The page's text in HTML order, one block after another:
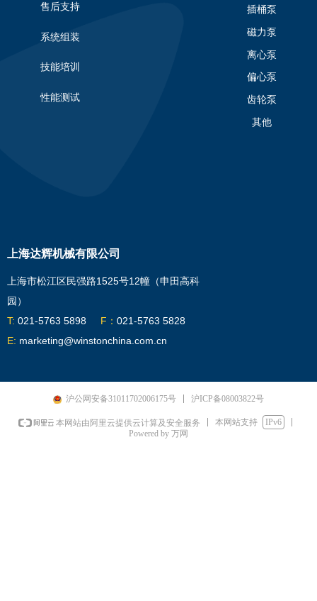
上海达辉机械有限公司
上海市松江区民强路1525号12幢（申田高科
园）
T: 021-5763 5898 F： 021-5763 5828
E: marketing@winstonchina.com.cn
售后支持
系统组装
技能培训
性能测试
插桶泵
磁力泵
离心泵
偏心泵
齿轮泵
其他
沪公网安备31011702006175号 沪ICP备08003822号
本网站由阿里云提供云计算及安全服务 本网站支持
IPv6
Powered by 万网